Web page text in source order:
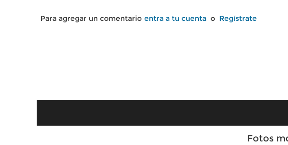
Para agregar un comentario entra a tu cuenta o Regístrate
Fotos